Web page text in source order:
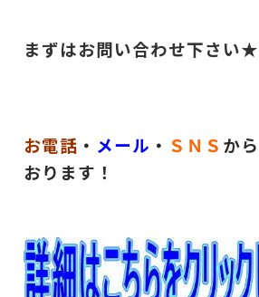
まずはお問い合わせ下さい★
お電話 ・ メール ・ ＳＮＳ か
おります！